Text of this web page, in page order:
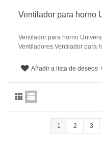
Ventilador para horno
Ventilador para horno
Ventiladores.Ventilador para
Añadir a lista de deseos
1 2 3